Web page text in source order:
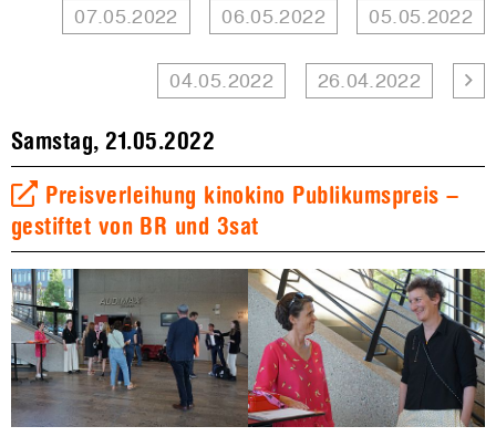
07.05.2022 06.05.2022 05.05.2022
04.05.2022 26.04.2022
Samstag, 21.05.2022
Preisverleihung kinokino Publikumspreis –
gestiftet von BR und 3sat